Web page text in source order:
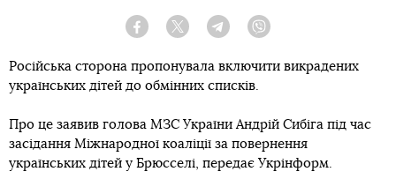
Facebook Twitter Telegram
Російська сторона пропонувала включити викрадених
українських дітей до обмінних списків.
Про це заявив голова МЗС України Андрій Сибіга під час
засідання Міжнародної коаліції за повернення
українських дітей у Брюсселі, передає Укрінформ.